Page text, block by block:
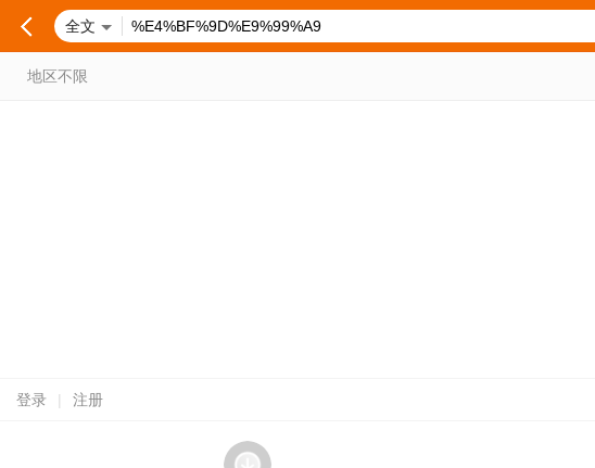
全文
地区不限
登录 | 注册